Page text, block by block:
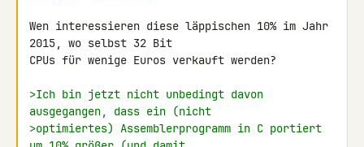
Wen interessieren diese läppischen 10% im Jahr
2015, wo selbst 32 Bit
CPUs für wenige Euros verkauft werden?
>Ich bin jetzt nicht unbedingt davon
ausgegangen, dass ein (nicht
>optimiertes) Assemblerprogramm in C portiert